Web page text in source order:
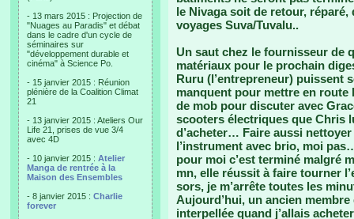
- 13 mars 2015 : Projection de
"Nuages au Paradis" et débat
dans le cadre d'un cycle de
séminaires sur
"développement durable et
cinéma" à Science Po.
- 15 janvier 2015 : Réunion
plénière de la Coalition Climat
21
- 13 janvier 2015 : Ateliers Our
Life 21, prises de vue 3/4
avec 4D
- 10 janvier 2015 : Atelier
Manga de rentrée à la
Maison des Ensembles
- 8 janvier 2015 : Charlie
forever
le Nivaga soit de retour,
voyages Suva/Tuvalu..
Un saut chez le fournisseur de
matériaux pour le prochain
Ruru (l’entrepreneur) puissent
manquent pour mettre en
de mob pour discuter avec
scooters électriques que Chris
d’acheter… Faire aussi
l’instrument avec brio, moi
pour moi c’est terminé malgré
mn, elle réussit à faire tourner
sors, je m’arrête toutes les
Aujourd’hui, un ancien
interpellée quand j’allais